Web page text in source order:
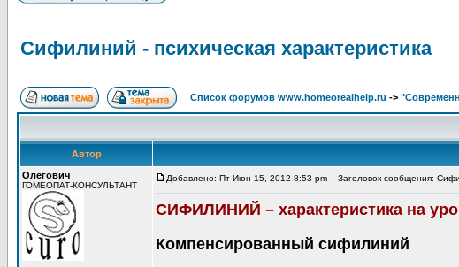
Сифилиний - психическая характеристика
Список форумов www.homeorealhelp.ru ->
Автор
Олегович
ГОМЕОПАТ-КОНСУЛЬТАНТ
Добавлено: Пт Июн 15, 2012 8:53 pm Заголовок сообщения:
СИФИЛИНИЙ – характеристика на
Компенсированный сифилиний